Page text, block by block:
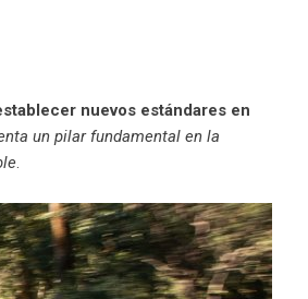
nuevos estándares en
un pilar fundamental en la
.